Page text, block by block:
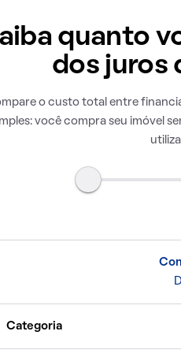
quanto
dos juros
o custo total entre
você compra seu imóvel
Categoria